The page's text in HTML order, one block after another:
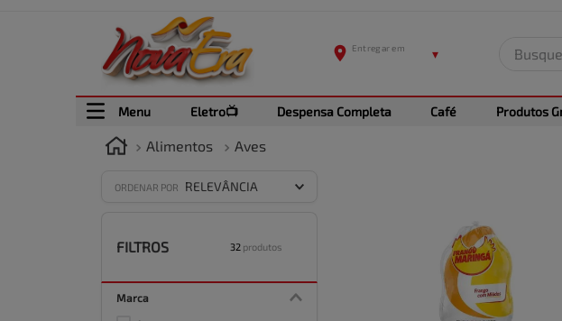
1
leite
5º carne
Menu Eletro📺 Despensa Completa Café Produtos
Alimentos Aves
ORDENAR POR RELEVÂNCIA
FILTROS 32 produtos
Marca